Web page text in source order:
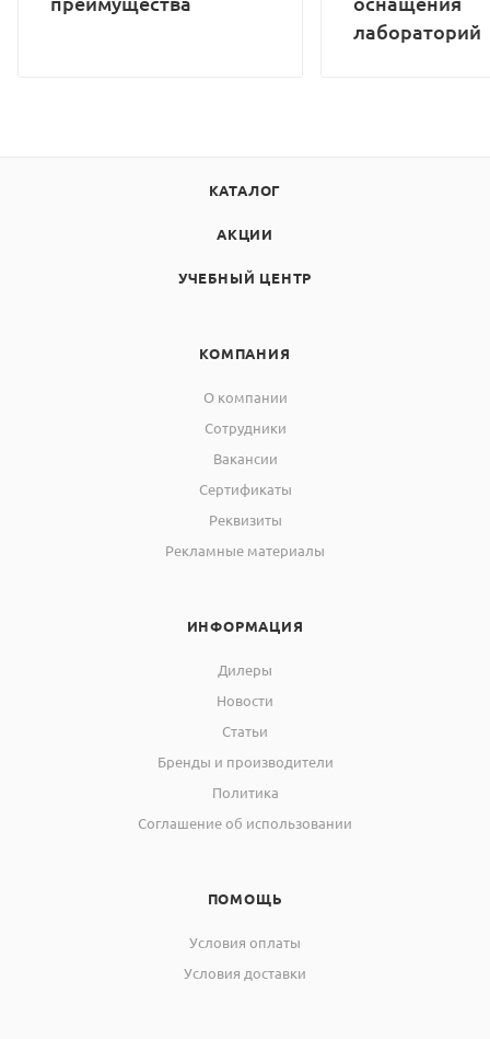
лабораторий
КАТАЛОГ
АКЦИИ
УЧЕБНЫЙ ЦЕНТР
КОМПАНИЯ
О компании
Сотрудники
Вакансии
Сертификаты
Реквизиты
Рекламные материалы
ИНФОРМАЦИЯ
Дилеры
Новости
Статьи
Бренды и производители
Политика
Соглашение об использовании
ПОМОЩЬ
Условия оплаты
Условия доставки